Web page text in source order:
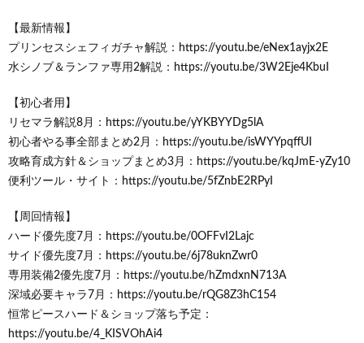
【最新情報】
プリンセスシェフィガチャ解説：https://youtu.be/eNex1ayjx2E
水シノブ＆ランファ専用2解説：https://youtu.be/3W2Eje4KbuI
【初心者用】
リセマラ解説8月：https://youtu.be/yYKBYYDg5lA
初心者やる事全部まとめ2月：https://youtu.be/isWYYpqffUI
攻略育成方針＆ショップまとめ3月：https://youtu.be/kqJmE-yZy10
便利ツール・サイト：https://youtu.be/5fZnbE2RPyI
【周回情報】
ハード優先度7月：https://youtu.be/0OFFvI2Lajc
サイド優先度7月：https://youtu.be/6j78uknZwr0
専用装備2優先度7月：https://youtu.be/hZmdxnN713A
深域必要キャラ7月：https://youtu.be/rQG8Z3hC154
恒常ピースハード＆ショップ落ち予定：
https://youtu.be/4_KISVOhAi4